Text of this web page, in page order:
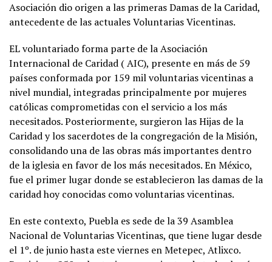
Asociación dio origen a las primeras Damas de la Caridad,
antecedente de las actuales Voluntarias Vicentinas.
EL voluntariado forma parte de la Asociación
Internacional de Caridad ( AIC), presente en más de 59
países conformada por 159 mil voluntarias vicentinas a
nivel mundial, integradas principalmente por mujeres
católicas comprometidas con el servicio a los más
necesitados. Posteriormente, surgieron las Hijas de la
Caridad y los sacerdotes de la congregación de la Misión,
consolidando una de las obras más importantes dentro
de la iglesia en favor de los más necesitados. En México,
fue el primer lugar donde se establecieron las damas de la
caridad hoy conocidas como voluntarias vicentinas.
En este contexto, Puebla es sede de la 39 Asamblea
Nacional de Voluntarias Vicentinas, que tiene lugar desde
el 1º. de junio hasta este viernes en Metepec, Atlixco.